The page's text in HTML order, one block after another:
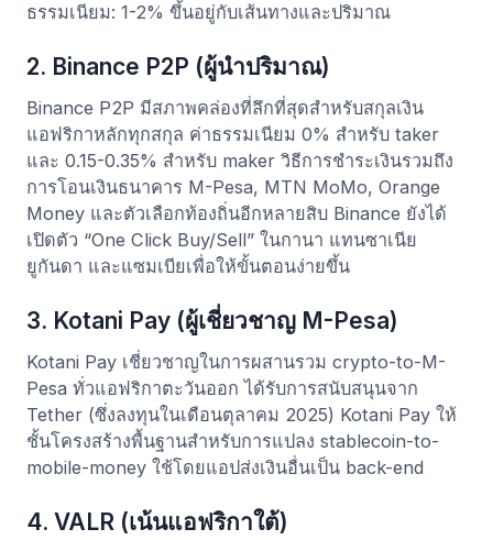
ธรรมเนียม: 1-2% ขึ้นอยู่กับเส้นทางและปริมาณ
2. Binance P2P (ผู้นำปริมาณ)
Binance P2P มีสภาพคล่องที่ลึกที่สุดสำหรับสกุลเงิน
แอฟริกาหลักทุกสกุล ค่าธรรมเนียม 0% สำหรับ taker
และ 0.15-0.35% สำหรับ maker วิธีการชำระเงินรวมถึง
การโอนเงินธนาคาร M-Pesa, MTN MoMo, Orange
Money และตัวเลือกท้องถิ่นอีกหลายสิบ Binance ยังได้
เปิดตัว “One Click Buy/Sell” ในกานา แทนซาเนีย
ยูกันดา และแซมเบียเพื่อให้ขั้นตอนง่ายขึ้น
3. Kotani Pay (ผู้เชี่ยวชาญ M-Pesa)
Kotani Pay เชี่ยวชาญในการผสานรวม crypto-to-M-
Pesa ทั่วแอฟริกาตะวันออก ได้รับการสนับสนุนจาก
Tether (ซึ่งลงทุนในเดือนตุลาคม 2025) Kotani Pay ให้
ชั้นโครงสร้างพื้นฐานสำหรับการแปลง stablecoin-to-
mobile-money ใช้โดยแอปส่งเงินอื่นเป็น back-end
4. VALR (เน้นแอฟริกาใต้)